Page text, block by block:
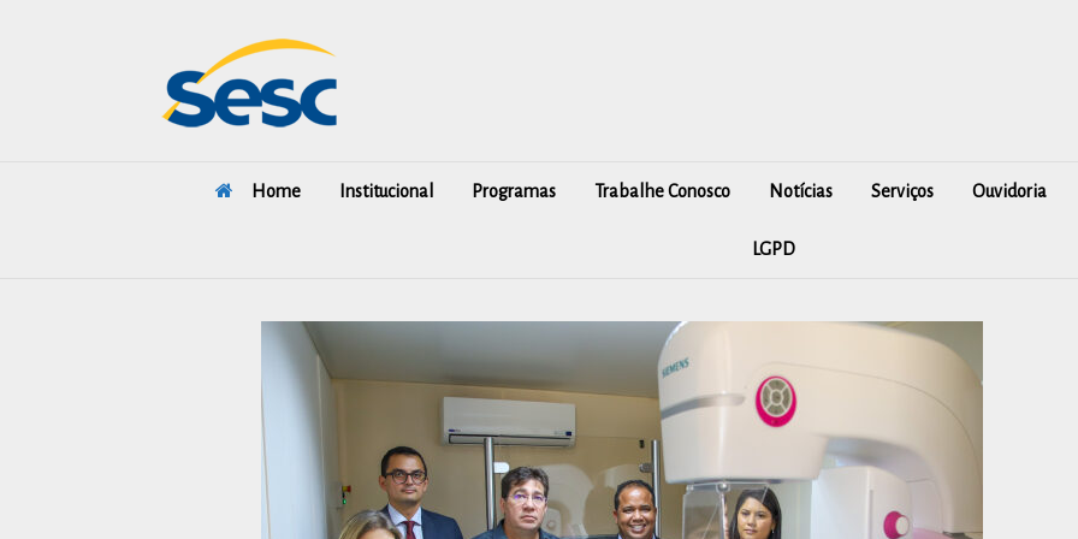
Home Institucional Programas Trabalhe Conosco Notícias Serviços Ouvidoria
LGPD